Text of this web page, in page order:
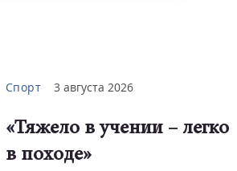
Спорт 3 августа 2026
«Тяжело в учении – легко
в походе»
Смотреть видео